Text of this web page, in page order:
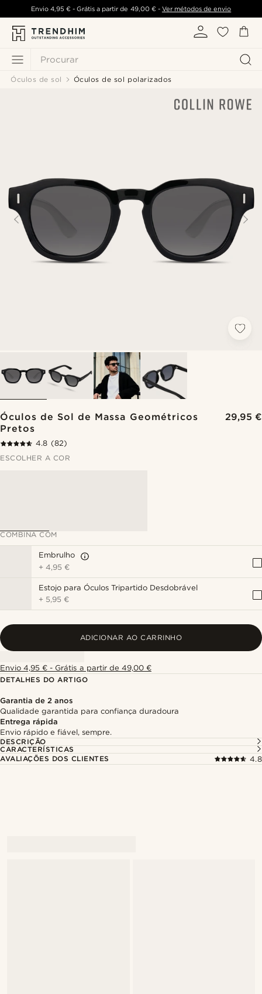
Procurar
Envio 4,95 €- Grátis a partir de 49,00 €- Ver métodos de envio
Óculos de sol Óculos de sol polarizados
Óculos de Sol de Massa Geométricos
Pretos
29,95 €
4.8 (82)
ESCOLHER A COR
COMBINA COM
Embrulho
+4,95 €
Estojo para Óculos Tripartido Desdobrável
+ 5,95 €
ADICIONAR AO CARRINHO
Envio 4,95 € - Grátis a partir de 49,00 €
DETALHES DO ARTIGO
Garantia de 2 anos
Qualidade garantida para confiança duradoura
Entrega rápida
Envio rápido e fiável, sempre.
DESCRIÇÃO
CARACTERÍSTICAS
AVALIAÇÕES DOS CLIENTES
4.8